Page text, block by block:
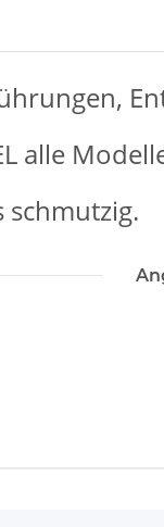
alle
schmutzig.